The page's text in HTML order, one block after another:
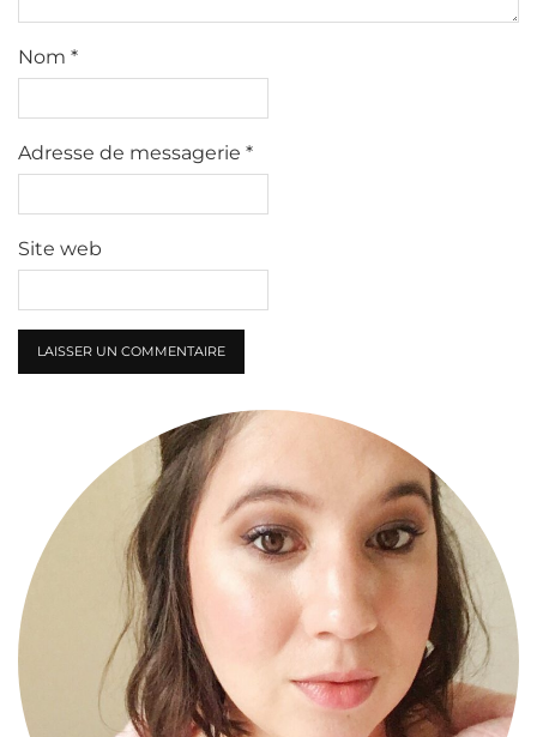
Nom *
Adresse de messagerie *
Site web